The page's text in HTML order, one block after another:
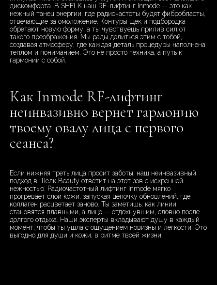
дискомфорта. В SHELK наш RF-лифтинг Inmode — это как
нежный танец энергии, где радиочастоты будят фибробласты,
отвечающие за омоложение. Контуры щек и подбородка
обретают новую форму, а ты чувствуешь прилив сил от
такого преображения. Мы рады делиться этим с тобой,
создавая атмосферу, где каждая деталь процедуры наполнена
теплом и пониманием. Это не просто техника, а путь к
гармонии с собой.
Как Inmode RF-лифтинг
неинвазивно вернет гармонию
твоему овалу лица с первого
сеанса?
Если нижняя треть лица просит заботы, наш неинвазивный
подход в Шелк Beauty ответит на этот зов с искренней
нежностью. Радиочастотный лифтинг Inmode мягко
прогревает слои кожи, запуская цепочку обновлений, где
коллаген расцветает заново. Ты заметишь, как линии
становятся плавными, а лицо — отдохнувшим, словно после
долгого отдыха. Наши эксперты вкладывают душу в каждый
момент, чтобы ты ушла с ощущением новизны и легкости. Это
выгодно для души и кожи, в ритме твоей жизни.